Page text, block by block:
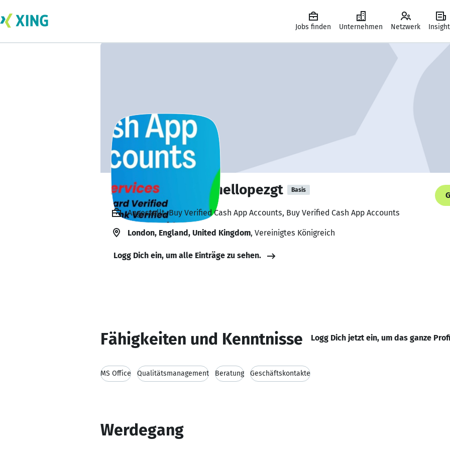
Jobs finden Unternehmen Netzwerk
rachellopezg rachellopezgt Basis
Angestellt, Buy Verified Cash App Accounts, Buy Verified Cash App Accounts
London, England, United Kingdom, Vereinigtes Königreich
Logg Dich ein, um alle Einträge zu sehen.
Fähigkeiten und Kenntnisse Logg Dich jetzt ein, um das ganze
MS Office Qualitätsmanagement Beratung Geschäftskontakte
Werdegang